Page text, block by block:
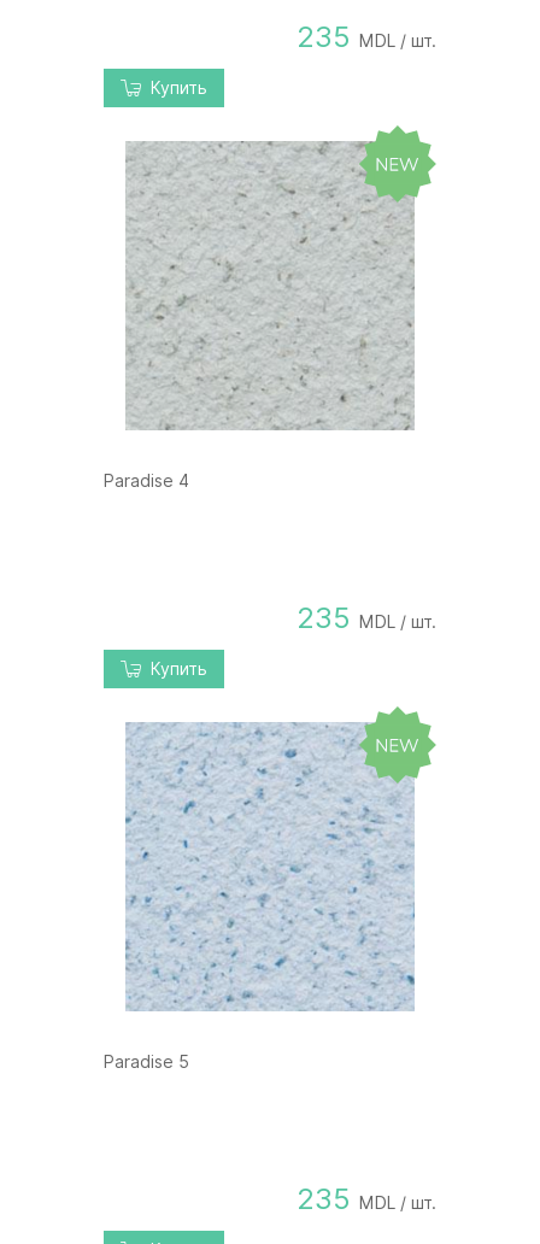
235 MDL / шт.
Купить
Paradise 4
235 MDL / шт.
Купить
Paradise 5
235 MDL / шт.